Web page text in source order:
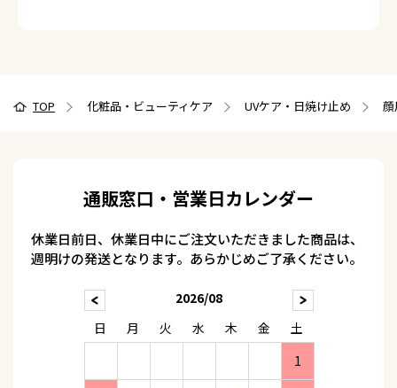
TOP 化粧品・ビューティケア UVケア・日焼け止め
通販窓口・営業日カレンダー
休業日前日、休業日中にご注文いただきました商品は、
週明けの発送となります。あらかじめご了承ください。
2026/08
日
月 火 水 木 金
土
1